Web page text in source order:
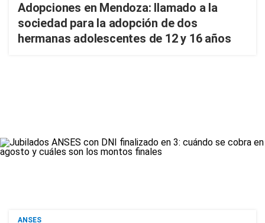
Adopciones en Mendoza: llamado a la
sociedad para la adopción de dos
hermanas adolescentes de 12 y 16 años
ANSES